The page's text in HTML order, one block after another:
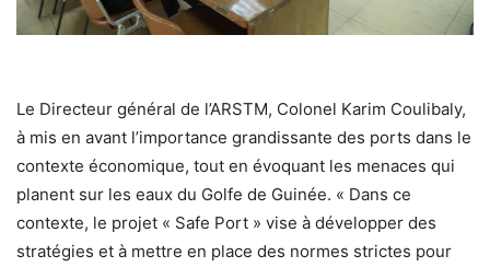
Le Directeur général de l’ARSTM, Colonel Karim Coulibaly,
à mis en avant l’importance grandissante des ports dans le
contexte économique, tout en évoquant les menaces qui
planent sur les eaux du Golfe de Guinée. « Dans ce
contexte, le projet « Safe Port » vise à développer des
stratégies et à mettre en place des normes strictes pour